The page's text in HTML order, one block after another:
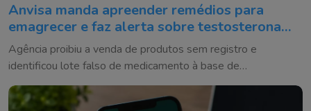
Anvisa manda apreender remédios para
emagrecer e faz alerta sobre testosterona
falsificada
Agência proibiu a venda de produtos sem registro e
identificou lote falso de medicamento à base de
testosterona